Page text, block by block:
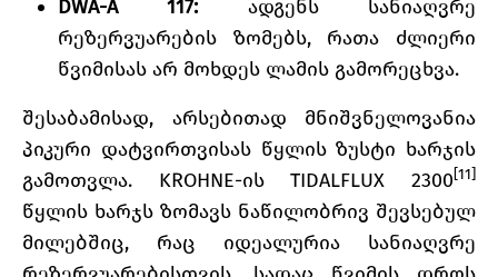
DWA-A 117:ადგენს სანიაღვრე
რეზერვუარების ზომებს, რათა ძლიერი
წვიმისას არ მოხდეს ლამის გამორეცხვა.
შესაბამისად, არსებითად მნიშვნელოვანია
პიკური დატვირთვისას წყლის ზუსტი ხარჯის
გამოთვლა. KROHNE-ის TIDALFLUX 2300[11]
წყლის ხარჯს ზომავს ნაწილობრივ შევსებულ
მილებშიც, რაც იდეალურია სანიაღვრე